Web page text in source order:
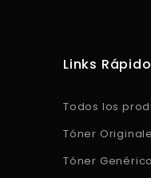
Links
Todos los
Tóner
Tóner